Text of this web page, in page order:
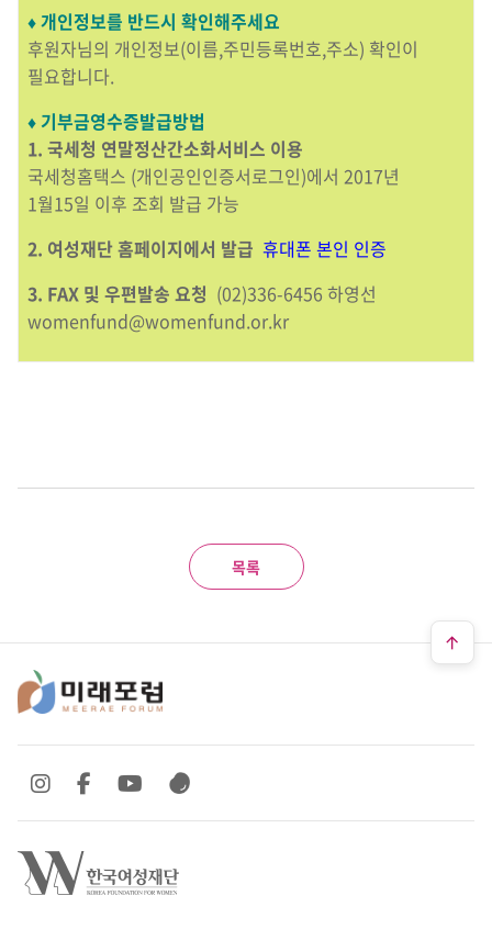
♦ 개인정보를 반드시 확인해주세요
후원자님의 개인정보(이름,주민등록번호,주소) 확인이
필요합니다.
♦ 기부금영수증발급방법
1. 국세청 연말정산간소화서비스 이용
국세청홈택스 (개인공인인증서로그인)에서 2017년
1월15일 이후 조회 발급 가능
2. 여성재단 홈페이지에서 발급 휴대폰 본인 인증
3. FAX 및 우편발송 요청 (02)336-6456 하영선
womenfund@womenfund.or.kr
목록
SNS 바로가기
SNS 바로가기SNS 바로가기
SNS 바로가기